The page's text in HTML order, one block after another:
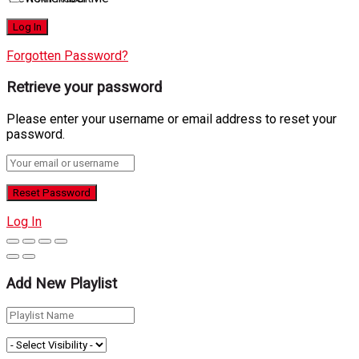
Forgotten Password?
Retrieve your password
Please enter your username or email address to reset your
password.
Log In
Add New Playlist